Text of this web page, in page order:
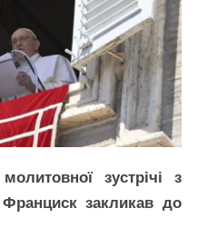
зустрічі з
закликав до